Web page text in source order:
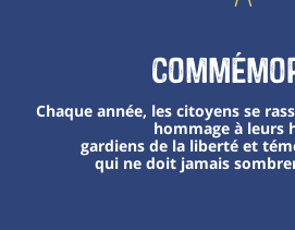
Chaque année, les citoyens se
hommage à leurs
gardiens de la liberté et
qui ne doit jamais